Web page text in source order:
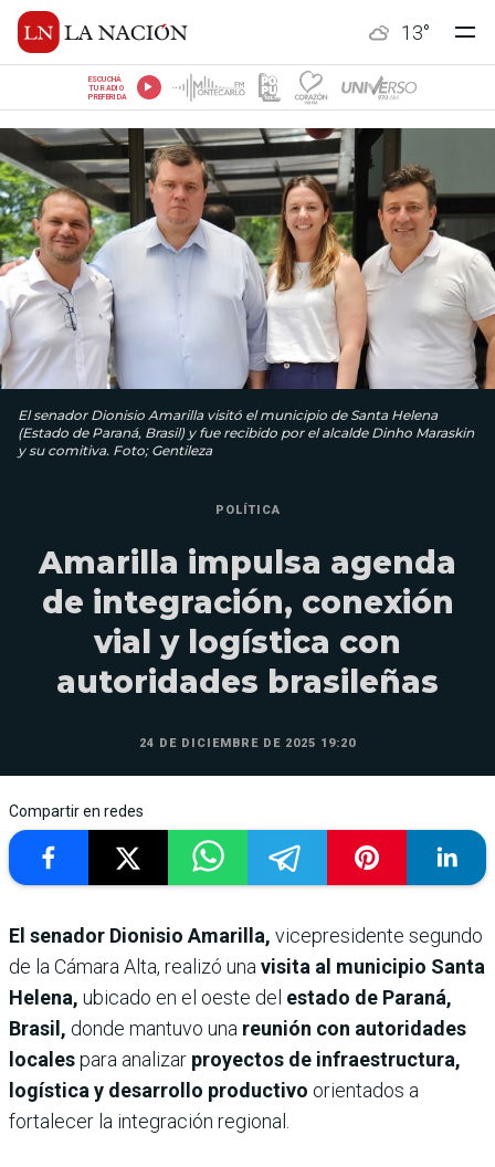
13°
ESCUCHÁ
TU RADIO
PREFERIDA
El senador Dionisio Amarilla visitó el municipio de Santa Helena
(Estado de Paraná, Brasil) y fue recibido por el alcalde Dinho Maraskin
y su comitiva. Foto; Gentileza
POLÍTICA
Amarilla impulsa agenda
de integración, conexión
vial y logística con
autoridades brasileñas
24 DE DICIEMBRE DE 2025 19:20
Compartir en redes
El senador Dionisio Amarilla, vicepresidente segundo
de la Cámara Alta, realizó una visita al municipio Santa
Helena, ubicado en el oeste del estado de Paraná,
Brasil, donde mantuvo una reunión con autoridades
localespara analizar proyectos de infraestructura,
logística y desarrollo productivo orientados a
fortalecer la integración regional.